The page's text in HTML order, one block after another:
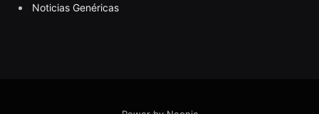
Noticias Genéricas